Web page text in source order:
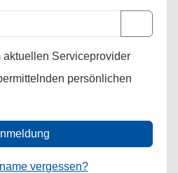
aktuellen Serviceprovider
persönlichen
vergessen?